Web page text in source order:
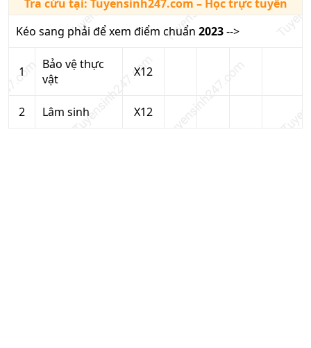
Tra cứu tại: Tuyensinh247.com – Học trực tuyến
Kéo sang phải để xem điểm chuẩn 2023-->
1
Bảo vệ thực
vật
X12
2 Lâm sinh X12